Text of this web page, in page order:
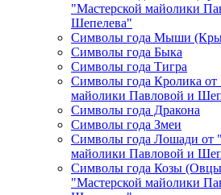
"Мастерской майолики
Шепелева"
Символы года Мыши
Символы года Быка
Символы года Тигра
Символы года Кролика от
майолики Павловой и
Символы года Дракона
Символы года Змеи
Символы года Лошади от
майолики Павловой и
Символы года Козы
"Мастерской майолики